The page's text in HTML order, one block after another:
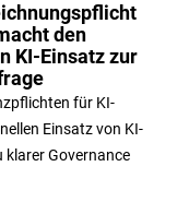
den
KI-Einsatz zur
für KI-
Einsatz von KI-
klarer Governance